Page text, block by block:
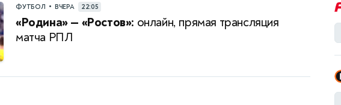
ФУТБОЛ • ВЧЕРА 22:05
«Родина» — «Ростов»: онлайн, прямая трансляция
матча РПЛ